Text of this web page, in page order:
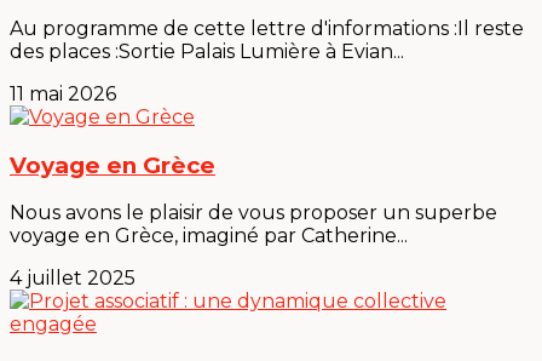
Au programme de cette lettre d'informations :Il reste
des places :Sortie Palais Lumière à Evian...
11 mai 2026
Voyage en Grèce
Nous avons le plaisir de vous proposer un superbe
voyage en Grèce, imaginé par Catherine...
4 juillet 2025